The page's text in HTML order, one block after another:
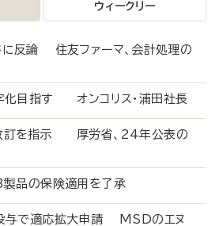
ウィークリー
に反論 住友ファーマ、会計処理の
目指す オンコリス・浦田社長
訂を指示 厚労省、24年公表の
3製品の保険適用を了承
与で適応拡大申請 MSDのエヌ